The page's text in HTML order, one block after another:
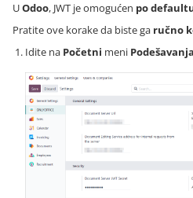
UOdoo, JWT je omogućen po
Pratite ove korake da biste ga ručno
Idite na Početni meni Podešavanja